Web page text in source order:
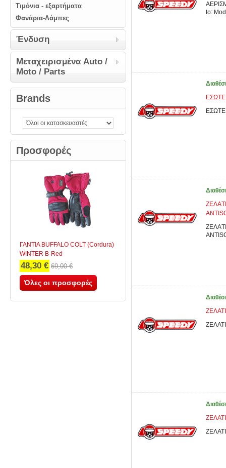
Τιμόνια - εξαρτήματα
Φανάρια-Λάμπες
Ένδυση
Μεταχειρισμένα Auto /
Moto / Parts
Brands
Προσφορές
ΓΑΝΤΙΑ BUFFALO COLT (Cordura)
WINTER B-Red
48,30 € 69,00 €
Όλες οι προσφορές
to: